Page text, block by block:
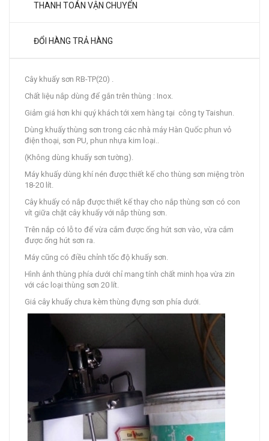
THANH TOÁN VẬN CHUYỂN
ĐỔI HÀNG TRẢ HÀNG
Cây khuấy sơn RB-TP(20) .
Chất liệu nắp dùng để gắn trên thùng : Inox.
Giảm giá hơn khi quý khách tới xem hàng tại công ty Taishun.
Dùng khuấy thùng sơn trong các nhà máy Hàn Quốc phun vỏ
điện thoại, sơn PU, phun nhựa kim loại..
(Không dùng khuấy sơn tường).
Máy khuấy dùng khí nén được thiết kế cho thùng sơn miệng tròn
18-20 lít.
Cây khuấy có nắp được thiết kế thay cho nắp thùng sơn có con
vít giữa chặt cây khuấy với nắp thùng sơn.
Trên nắp có lỗ to để vừa cắm được ống hút sơn vào, vừa cắm
được ống hút sơn ra.
Máy cũng có điều chỉnh tốc độ khuấy sơn.
Hình ảnh thùng phía dưới chỉ mang tính chất minh họa vừa zin
với các loại thùng sơn 20 lít.
Giá cây khuấy chưa kèm thùng đựng sơn phía dưới.